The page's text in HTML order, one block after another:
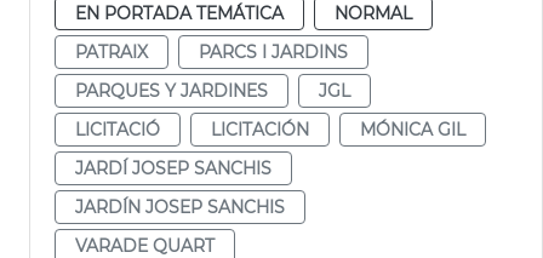
EN PORTADA TEMÁTICA
NORMAL
PATRAIX
PARCS I JARDINS
PARQUES Y JARDINES
JGL
LICITACIÓ
LICITACIÓN
MÓNICA GIL
JARDÍ JOSEP SANCHIS
JARDÍN JOSEP SANCHIS
VARADE QUART